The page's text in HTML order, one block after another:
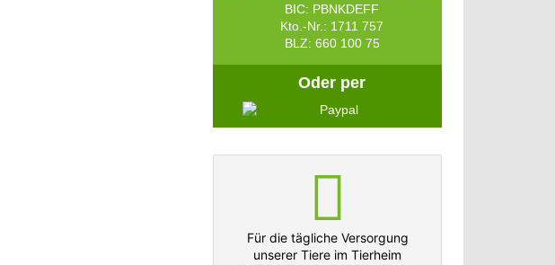
BIC: PBNKDEFF
Kto.-Nr.: 1711 757
BLZ: 660 100 75
Oder per
Für die tägliche Versorgung
unserer Tiere im Tierheim